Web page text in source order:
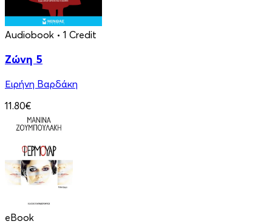
Audiobook • 1 Credit
Ζώνη 5
Ειρήνη Βαρδάκη
11.80€
eBook